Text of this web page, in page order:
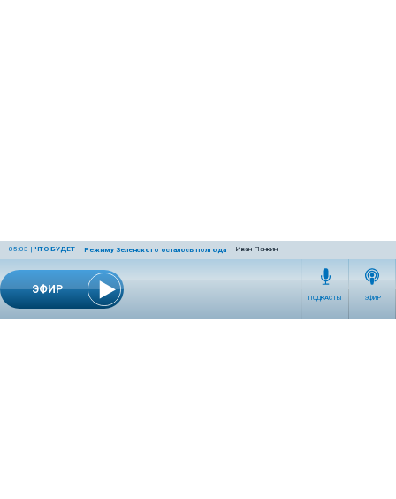
ЭФИР
05:03 | ЧТО БУДЕТ Режиму Зеленского осталось полгода Иван Панкин
ПОДКАСТЫ ЭФИР